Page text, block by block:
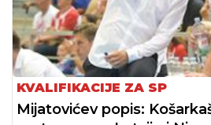
KVALIFIKACIJE ZA SP
Mijatovićev popis: